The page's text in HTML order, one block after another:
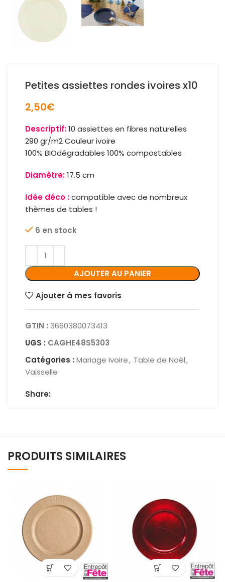
Petites assiettes rondes ivoires x10
2,50€
Descriptif:10 assiettes en fibres naturelles
290 gr/m2 Couleur ivoire
100% BIOdégradables 100% compostables
Diamètre:17.5 cm
Idée déco :compatible avec de nombreux
thèmes de tables !
6 en stock
AJOUTER AU PANIER
Ajouter à mes favoris
GTIN : 3660380073413
UGS : CAGHE48S5303
Catégories : Mariage Ivoire, Table de Noël,
Vaisselle
Share:
PRODUITS SIMILAIRES